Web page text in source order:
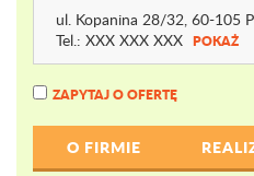
ul. Kopanina 28/32, 60-105
Tel.: XXX XXX XXX POKAŻ
ZAPYTAJ O OFERTĘ
O FIRMIE